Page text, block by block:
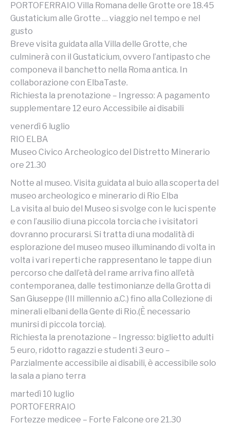
PORTOFERRAIO Villa Romana delle Grotte ore 18.45
Gustaticium alle Grotte … viaggio nel tempo e nel
gusto
Breve visita guidata alla Villa delle Grotte, che
culminerà con il Gustaticium, ovvero l’antipasto che
componeva il banchetto nella Roma antica. In
collaborazione con ElbaTaste.
Richiesta la prenotazione – Ingresso: A pagamento
supplementare 12 euro Accessibile ai disabili
venerdì 6 luglio
RIO ELBA
Museo Civico Archeologico del Distretto Minerario
ore 21.30
Notte al museo. Visita guidata al buio alla scoperta del
museo archeologico e minerario di Rio Elba
La visita al buio del Museo si svolge con le luci spente
e con l’ausilio di una piccola torcia che i visitatori
dovranno procurarsi. Si tratta di una modalità di
esplorazione del museo museo illuminando di volta in
volta i vari reperti che rappresentano le tappe di un
percorso che dall’età del rame arriva fino all’età
contemporanea, dalle testimonianze della Grotta di
San Giuseppe (III millennio a.C.) fino alla Collezione di
minerali elbani della Gente di Rio.(È necessario
munirsi di piccola torcia).
Richiesta la prenotazione – Ingresso: biglietto adulti
5 euro, ridotto ragazzi e studenti 3 euro –
Parzialmente accessibile ai disabili, è accessibile solo
la sala a piano terra
martedì 10 luglio
PORTOFERRAIO
Fortezze medicee – Forte Falcone ore 21.30